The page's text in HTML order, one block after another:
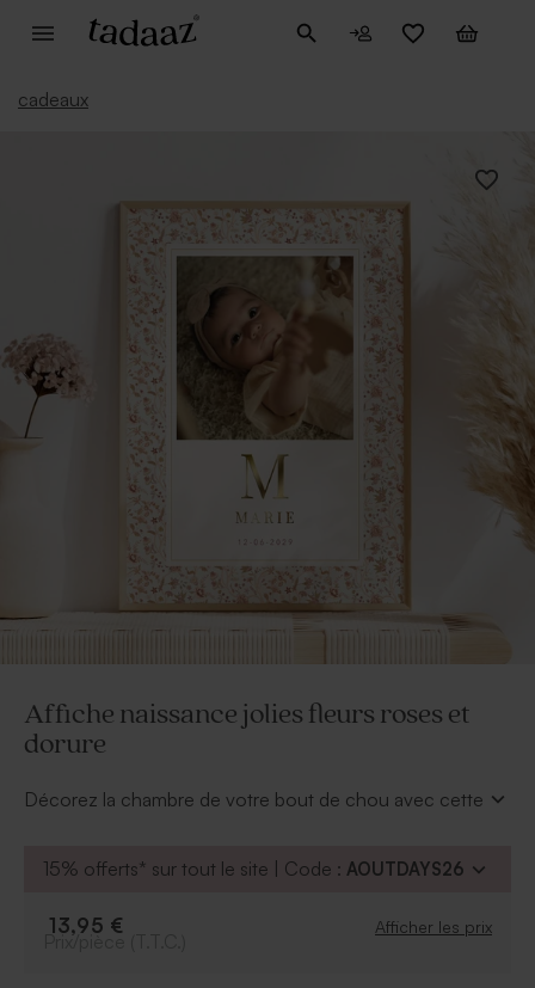
cadeaux
Affiche naissance jolies fleurs roses et
dorure
Décorez la chambre de votre bout de chou avec cette
sa naissance.
15% offerts* sur tout le site | Code : AOUTDAYS26
13,95 € Afficher les prix